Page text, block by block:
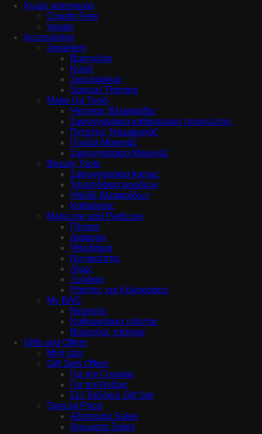
Χωρίς κατηγορία
Cruelty Free
Vegan
Accessories
Jewellery
Βραχιόλια
Κολιέ
Σκουλαρίκια
Special Themes
Make Up Tools
Ψεύτικες Βλεφαρίδες
Σφουγγαράκια καθαρισμού προσώπου
Πετσέτες Ντεμακιγιάζ
Πινέλα Μακιγιάζ
Σφουγγαράκια Μακιγιάζ
Beauty Tools
Σφουγγαράκια konjac
Τσιμπιδάκια φρυδιών
Ψαλίδι βλεφαρίδων
Καθρέφτες
Manicure and Pedicure
Πένσες
Διάφορα
Ψαλιδάκια
Νυχοκόπτες
Λίμες
Ξυλάκια
Ράσπες και Καλοκόφτες
My BAG
Νεσεσέρ
Καθρεφτάκια τσάντας
Βούρτσες τσάντας
Gifts and Offers
Mini size
Gift Sets Offers
Για την Γυναίκα
Για τον Άνδρα
Σετ Ταξιδιού Gift Set
Special Price
Αξεσουάρ Sales
Αρώματα Sales